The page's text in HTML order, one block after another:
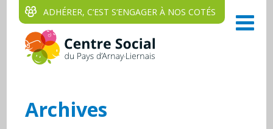
ADHÉRER, C‘EST S‘ENGAGER À NOS COTÉS
Archives